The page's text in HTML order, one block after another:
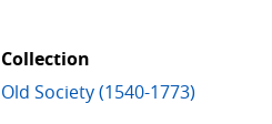
Collection
Old Society (1540-1773)